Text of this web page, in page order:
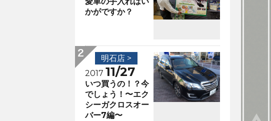
かがですか？
明石店 >
2017 11/27
いつ買うの！？今
でしょう！〜エク
シーガクロスオー
バー7編〜